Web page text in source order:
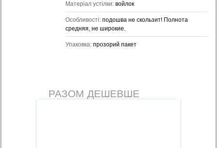
Матеріал устілки: войлок
Особливості: подошва не скользит! Полнота
средняя, не широкие.
Упаковка: прозорий пакет
РАЗОМ ДЕШЕВШЕ